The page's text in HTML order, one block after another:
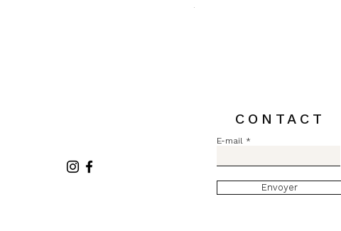
TVA Incluse
CONTACT
E-mail
Envoyer